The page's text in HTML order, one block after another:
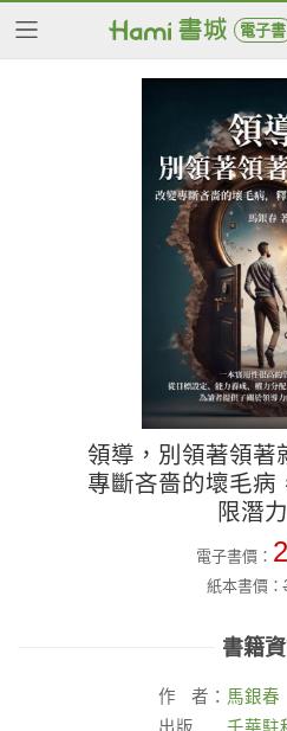
電子書
領導，別領著領著
專斷吝嗇的壞毛病
限潛力
電子書價：
紙本書價：
書籍
作 者： 馬銀春